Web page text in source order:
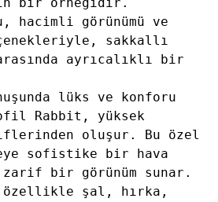
bir örneğidir.
hacimli görünümü ve
sakkallı
ayrıcalıklı bir
lüks ve konforu
Rabbit, yüksek
oluşur. Bu özel
sofistike bir hava
bir görünüm sunar.
şal, hırka,